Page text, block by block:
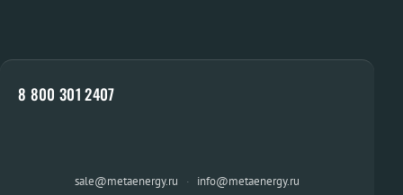
8 800 301 2407
sale@metaenergy.ru · info@metaenergy.ru